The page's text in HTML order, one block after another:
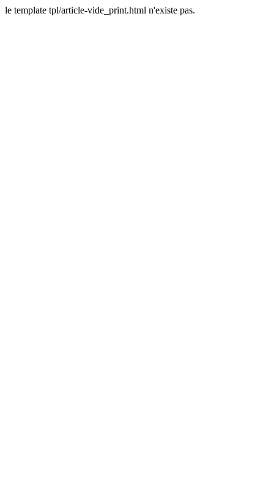
le template tpl/article-vide_print.html n'existe pas.